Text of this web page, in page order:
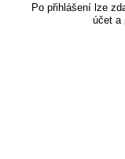
Po přihlášení lze
účet a